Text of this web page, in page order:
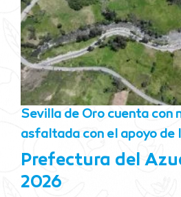
Sevilla de Oro cuenta con
asfaltada con el apoyo de
Prefectura del
2026